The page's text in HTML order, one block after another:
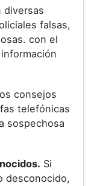
diversas
falsas,
con el
consejos
telefónicas
sospechosa
Si
desconocido,